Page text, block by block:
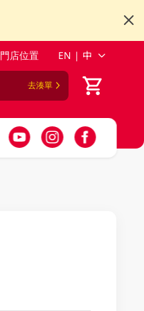
門店位置 EN | 中
去湊單